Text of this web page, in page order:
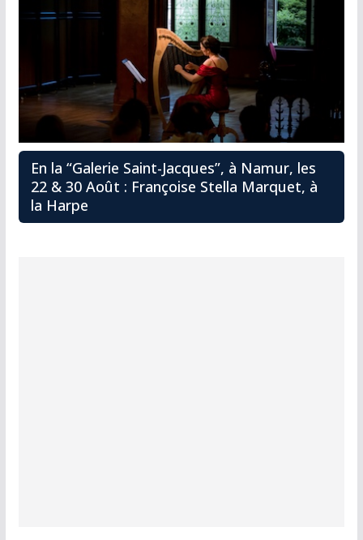
En la “Galerie Saint-Jacques”, à Namur, les
22 & 30 Août : Françoise Stella Marquet, à
la Harpe